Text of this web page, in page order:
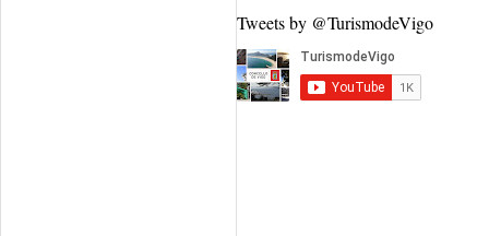
Tweets by @TurismodeVigo